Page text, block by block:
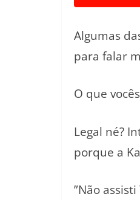
Algumas
para falar
O que
Legal né?
porque a
”Não